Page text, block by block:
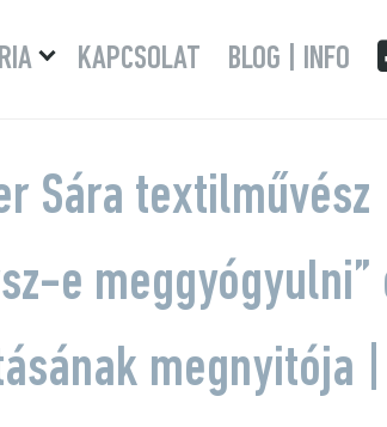
Menü
lenyitásaKAPCSOLAT BLOG | INFO
Sára textilművész
e meggyógyulni”
megnyitója |